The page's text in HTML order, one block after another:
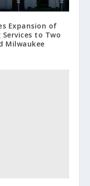
Expansion of
to Two
Milwaukee